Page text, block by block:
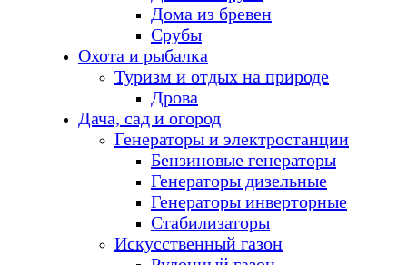
Дома из бревен
Срубы
Охота и рыбалка
Туризм и отдых на природе
Дрова
Дача, сад и огород
Генераторы и электростанции
Бензиновые генераторы
Генераторы дизельные
Генераторы инверторные
Стабилизаторы
Искусственный газон